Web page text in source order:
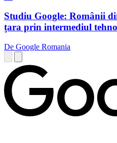
Studiu Google: Românii
țara prin intermediul
De Google Romania